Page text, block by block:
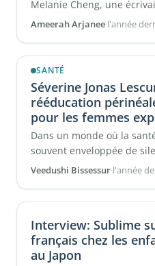
Melanie Cheng, une
enfance partagée entre ...
Ameerah Arjanee·l'année
SANTÉ
Séverine Jonas
rééducation
pour les femmes
Dans un monde où la
souvent enveloppée de
Lescuras se distingue par
Veedushi Bissessur·l'année
Interview: Sublime
français chez les
au Japon